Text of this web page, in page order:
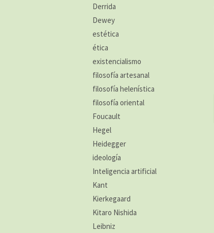
Derrida
Dewey
estética
ética
existencialismo
filosofía artesanal
filosofía helenística
filosofía oriental
Foucault
Hegel
Heidegger
ideología
Inteligencia artificial
Kant
Kierkegaard
Kitaro Nishida
Leibniz